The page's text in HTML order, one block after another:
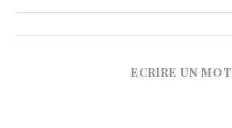
ECRIRE UN MOT